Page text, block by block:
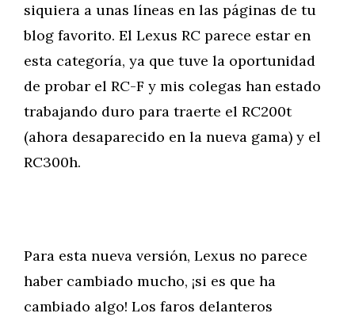
siquiera a unas líneas en las páginas de tu
blog favorito. El Lexus RC parece estar en
esta categoría, ya que tuve la oportunidad
de probar el RC-F y mis colegas han estado
trabajando duro para traerte el RC200t
(ahora desaparecido en la nueva gama) y el
RC300h.
Para esta nueva versión, Lexus no parece
haber cambiado mucho, ¡si es que ha
cambiado algo! Los faros delanteros